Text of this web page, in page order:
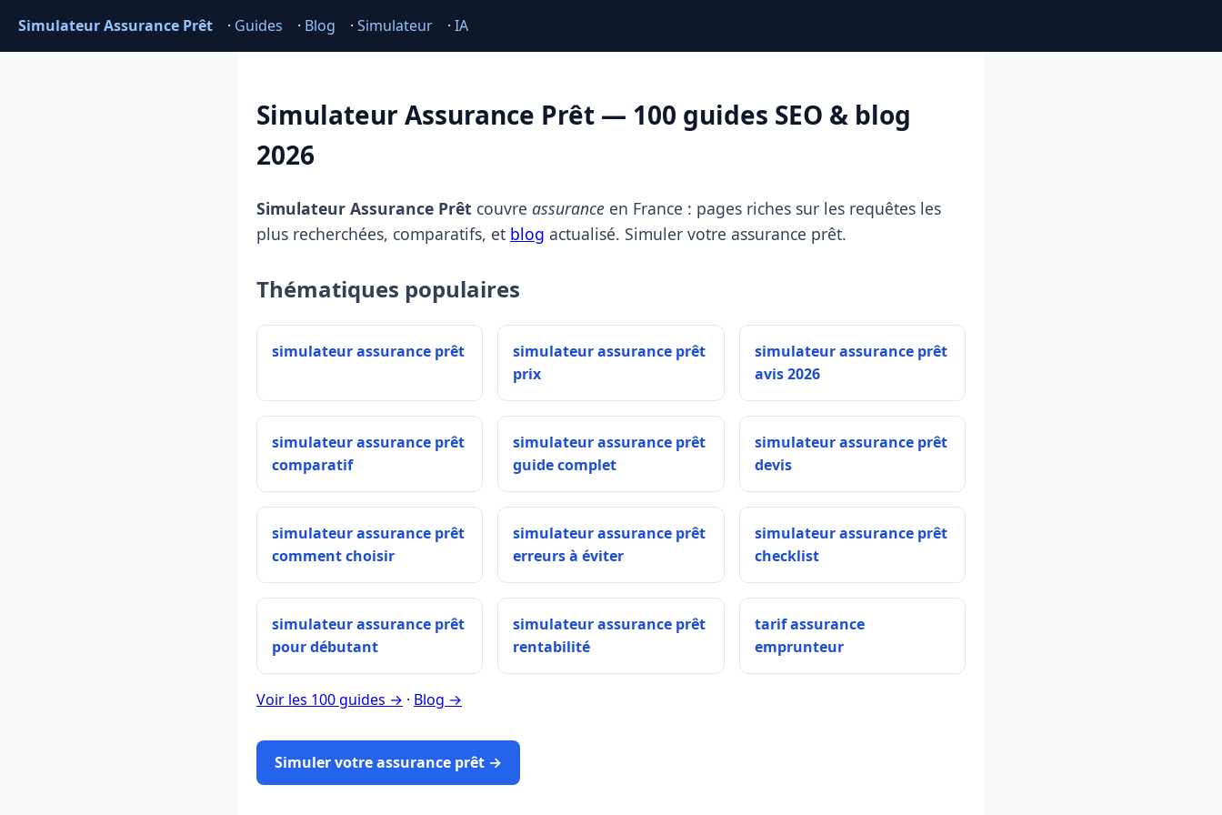
Simulateur Assurance Prêt · Guides · Blog · Simulateur · IA
Simulateur Assurance Prêt — 100 guides SEO & blog
2026
Simulateur Assurance Prêt couvre assurance en France : pages riches sur les requêtes les
plus recherchées, comparatifs, et blog actualisé. Simuler votre assurance prêt.
Thématiques populaires
simulateur assurance prêt
simulateur assurance prêt
prix
simulateur assurance prêt
avis 2026
simulateur assurance prêt
comparatif
simulateur assurance prêt
guide complet
simulateur assurance prêt
devis
simulateur assurance prêt
comment choisir
simulateur assurance prêt
erreurs à éviter
simulateur assurance prêt
checklist
simulateur assurance prêt
pour débutant
simulateur assurance prêt
rentabilité
tarif assurance
emprunteur
Voir les 100 guides → · Blog →
Simuler votre assurance prêt →